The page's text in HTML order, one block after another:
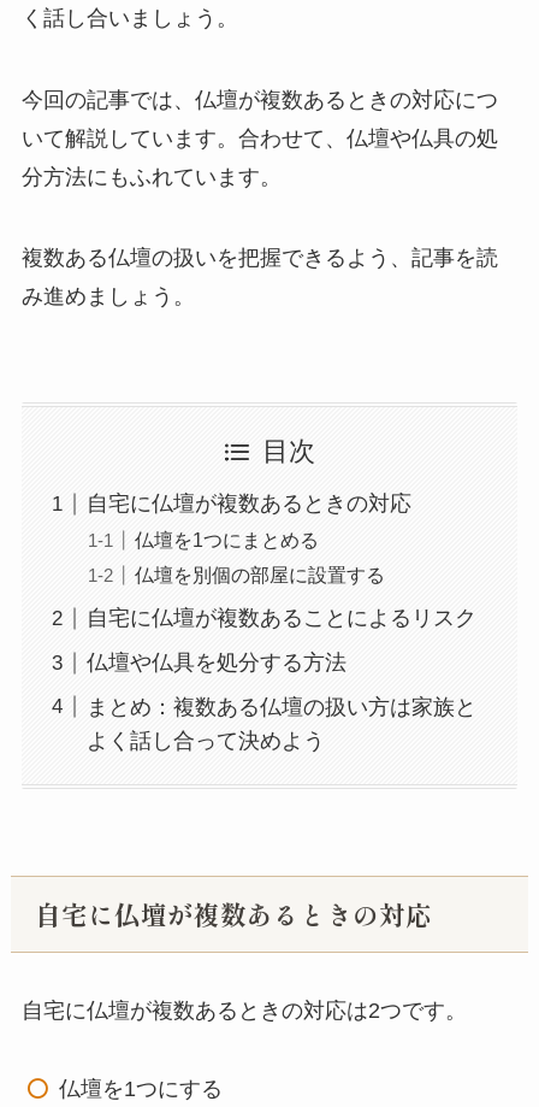
く話し合いましょう。
今回の記事では、仏壇が複数あるときの対応につ
いて解説しています。合わせて、仏壇や仏具の処
分方法にもふれています。
複数ある仏壇の扱いを把握できるよう、記事を読
み進めましょう。
目次
自宅に仏壇が複数あるときの対応
仏壇を1つにまとめる
仏壇を別個の部屋に設置する
自宅に仏壇が複数あることによるリスク
仏壇や仏具を処分する方法
まとめ：複数ある仏壇の扱い方は家族と
よく話し合って決めよう
自宅に仏壇が複数あるときの対応
自宅に仏壇が複数あるときの対応は2つです。
仏壇を1つにする